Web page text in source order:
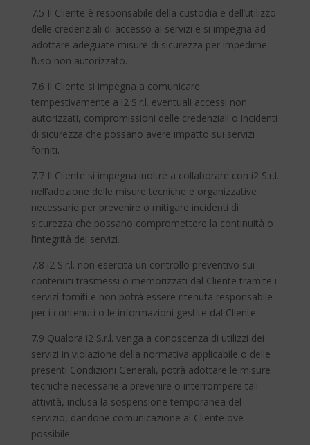
7.5 Il Cliente è responsabile della custodia e dell’utilizzo
delle credenziali di accesso ai servizi e si impegna ad
adottare adeguate misure di sicurezza per impedirne
l’uso non autorizzato.
7.6 Il Cliente si impegna a comunicare
tempestivamente a i2 S.r.l. eventuali accessi non
autorizzati, compromissioni delle credenziali o incidenti
di sicurezza che possano avere impatto sui servizi
forniti.
7.7 Il Cliente si impegna inoltre a collaborare con i2 S.r.l.
nell’adozione delle misure tecniche e organizzative
necessarie per prevenire o mitigare incidenti di
sicurezza che possano compromettere la continuità o
l’integrità dei servizi.
7.8 i2 S.r.l. non esercita un controllo preventivo sui
contenuti trasmessi o memorizzati dal Cliente tramite i
servizi forniti e non potrà essere ritenuta responsabile
per i contenuti o le informazioni gestite dal Cliente.
7.9 Qualora i2 S.r.l. venga a conoscenza di utilizzi dei
servizi in violazione della normativa applicabile o delle
presenti Condizioni Generali, potrà adottare le misure
tecniche necessarie a prevenire o interrompere tali
attività, inclusa la sospensione temporanea del
servizio, dandone comunicazione al Cliente ove
possibile.